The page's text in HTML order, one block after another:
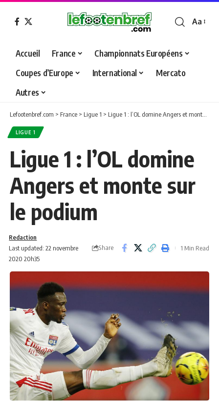
Font
Aa
Accueil France
Championnats Européens
Coupes d’Europe
International
Mercato
Autres
Lefootenbref.com > France > Ligue 1 > Ligue 1 : l’OL domine Angers et monte sur le podium
LIGUE 1
Ligue 1 : l’OL domine
Angers et monte sur
le podium
Last updated: 22 novembre
2020 20h35
Redaction
Share
1 Min Read